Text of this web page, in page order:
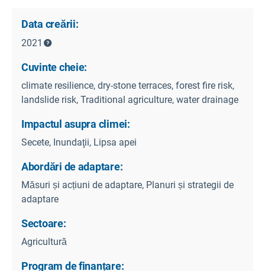
Data creării:
2021
Cuvinte cheie:
climate resilience, dry-stone terraces, forest fire risk,
landslide risk, Traditional agriculture, water drainage
Impactul asupra climei:
Secete, Inundaţii, Lipsa apei
Abordări de adaptare:
Măsuri și acțiuni de adaptare, Planuri și strategii de
adaptare
Sectoare:
Agricultură
Program de finanțare: